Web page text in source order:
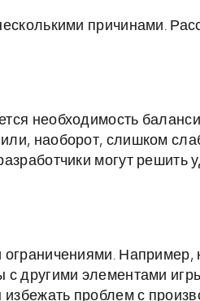
причинами.
необходимость
наоборот, слишком
могут решить
ограничениями. Например,
другими элементами
избежать проблем с